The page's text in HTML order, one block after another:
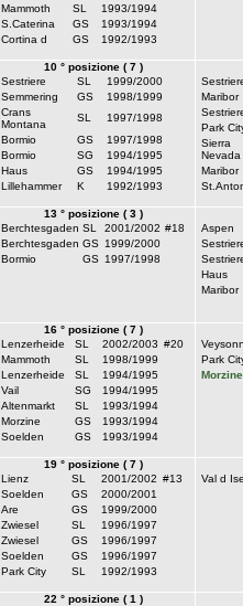
Mammoth
SL
1993/1994
S.Caterina
GS
1993/1994
Cortina d
GS 1992/1993
10 ° posizione ( 7 )
Sestriere
SL
1999/2000
Semmering
GS
1998/1999
Crans
Montana
SL
1997/1998
Bormio
GS
1997/1998
Bormio
SG
1994/1995
Haus
GS
1994/1995
Lillehammer
K 1992/1993
Maribor
Park
Sierra
Nevada
Maribor
13 ° posizione ( 3 )
Berchtesgaden SL 2001/2002 #18
Berchtesgaden GS 1999/2000
Bormio
GS 1997/1998
Aspen
Haus
Maribor
16 ° posizione ( 7 )
Lenzerheide
SL 2002/2003 #20
Mammoth
SL
1998/1999
Lenzerheide
SL
1994/1995
Vail
SG
1994/1995
Altenmarkt
SL
1993/1994
Morzine
GS
1993/1994
Soelden
GS 1993/1994
Park
Morzine
19 ° posizione ( 7 )
Lienz
SL 2001/2002 #13
Soelden
GS
2000/2001
Are
GS
1999/2000
Zwiesel
SL
1996/1997
Zwiesel
GS
1996/1997
Soelden
GS
1996/1997
Park City
SL 1992/1993
Val d
22 ° posizione ( 1 )